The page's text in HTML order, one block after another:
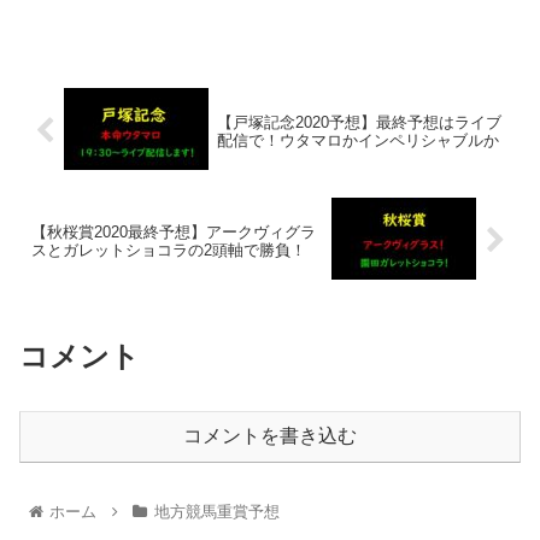
【戸塚記念2020予想】最終予想はライブ
配信で！ウタマロかインペリシャブルか
【秋桜賞2020最終予想】アークヴィグラ
スとガレットショコラの2頭軸で勝負！
コメント
コメントを書き込む
ホーム 地方競馬重賞予想